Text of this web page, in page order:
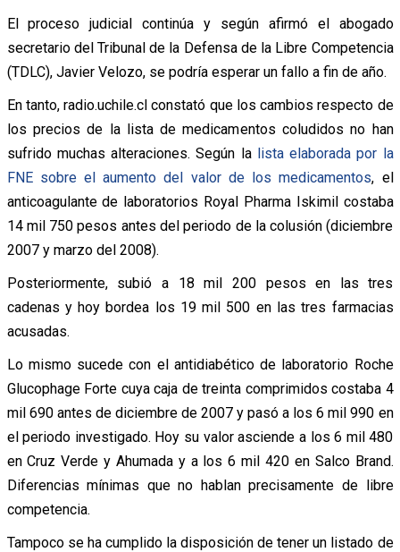
El proceso judicial continúa y según afirmó el abogado
secretario del Tribunal de la Defensa de la Libre Competencia
(TDLC), Javier Velozo, se podría esperar un fallo a fin de año.
En tanto, radio.uchile.cl constató que los cambios respecto de
los precios de la lista de medicamentos coludidos no han
sufrido muchas alteraciones. Según la lista elaborada por la
FNE sobre el aumento del valor de los medicamentos, el
anticoagulante de laboratorios Royal Pharma Iskimil costaba
14 mil 750 pesos antes del periodo de la colusión (diciembre
2007 y marzo del 2008).
Posteriormente, subió a 18 mil 200 pesos en las tres
cadenas y hoy bordea los 19 mil 500 en las tres farmacias
acusadas.
Lo mismo sucede con el antidiabético de laboratorio Roche
Glucophage Forte cuya caja de treinta comprimidos costaba 4
mil 690 antes de diciembre de 2007 y pasó a los 6 mil 990 en
el periodo investigado. Hoy su valor asciende a los 6 mil 480
en Cruz Verde y Ahumada y a los 6 mil 420 en Salco Brand.
Diferencias mínimas que no hablan precisamente de libre
competencia.
Tampoco se ha cumplido la disposición de tener un listado de